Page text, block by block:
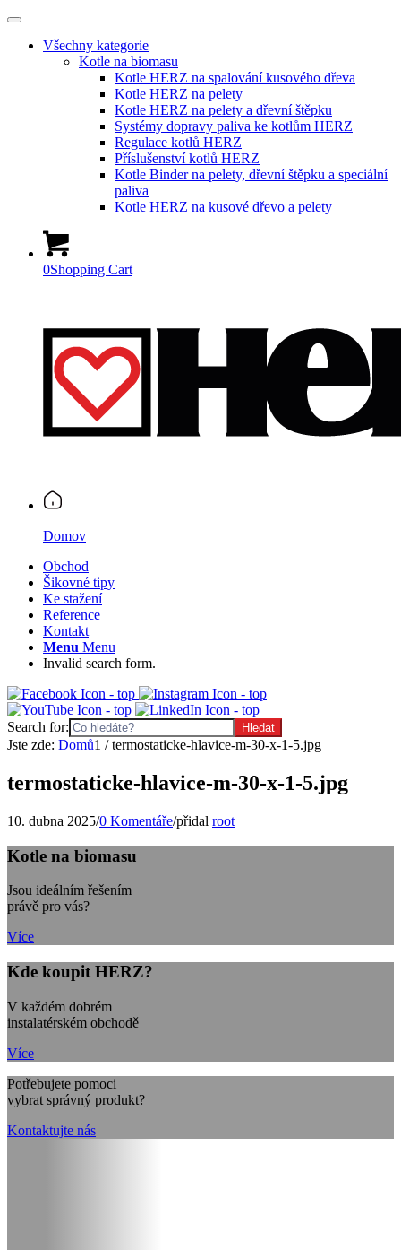
Všechny kategorie
Kotle na biomasu
Kotle HERZ na spalování kusového dřeva
Kotle HERZ na pelety
Kotle HERZ na pelety a dřevní štěpku
Systémy dopravy paliva ke kotlům HERZ
Regulace kotlů HERZ
Příslušenství kotlů HERZ
Kotle Binder na pelety, dřevní štěpku a speciální
paliva
Kotle HERZ na kusové dřevo a pelety
0Shopping Cart
Domov
Obchod
Šikovné tipy
Ke stažení
Reference
Kontakt
Menu Menu
Invalid search form.
Search for:
Jste zde: Domů1 / termostaticke-hlavice-m-30-x-1-5.jpg
termostaticke-hlavice-m-30-x-1-5.jpg
10. dubna 2025/0 Komentáře/přidal root
Kotle na biomasu
Jsou ideálním řešením
právě pro vás?
Více
Kde koupit HERZ?
V každém dobrém
instalatérském obchodě
Více
Potřebujete pomoci
vybrat správný produkt?
Kontaktujte nás